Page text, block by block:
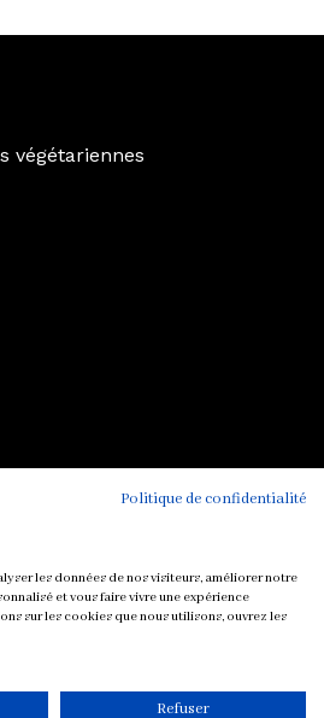
végétariennes
© chloeandyou.fr 2012 - 2026
Politique de confidentialité
les données de nos visiteurs, améliorer notre
et vous faire vivre une expérience
sur les cookies que nous utilisons, ouvrez les
Refuser